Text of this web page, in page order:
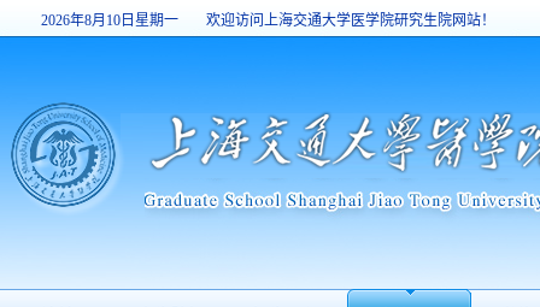
2026年8月10日星期一
13:04:47
欢迎访问上海交通大学医学院研究生院网站！